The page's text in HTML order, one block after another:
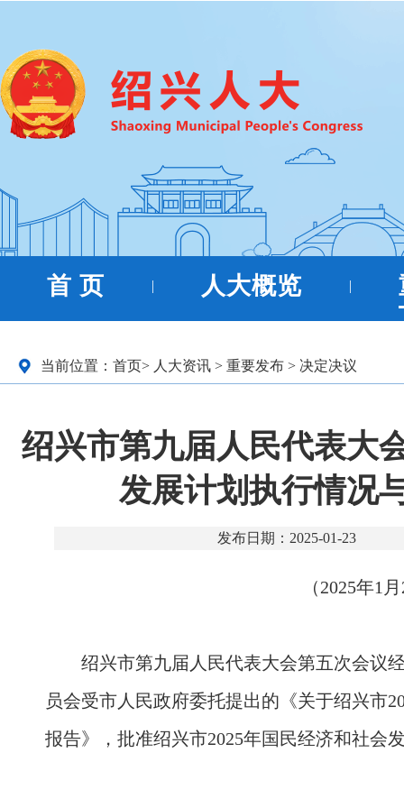
首 页 | 人大概览 |
当前位置： 首页> 人大资讯 > 重要发布 > 决定决议
绍兴市第九届人民代表大
发展计划执行情况
发布日期：2025-01-23
（2025年1
绍兴市第九届人民代表大会第五次会议
员会受市人民政府委托提出的《关于绍兴市
报告》，批准绍兴市2025年国民经济和社会